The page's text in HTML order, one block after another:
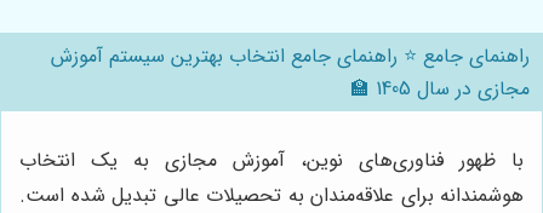
راهنمای جامع ⭐️ راهنمای جامع انتخاب بهترین سیستم آموزش
مجازی در سال 1405 🏫
با ظهور فناوری‌های نوین، آموزش مجازی به یک انتخاب
هوشمندانه برای علاقه‌مندان به تحصیلات عالی تبدیل شده است.